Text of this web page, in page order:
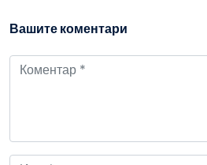
Вашите коментари